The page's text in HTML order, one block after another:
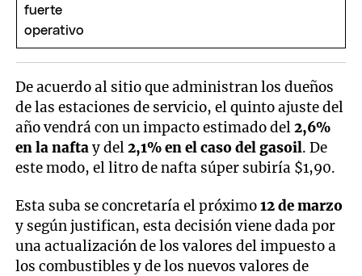
De acuerdo al sitio que administran los dueños
de las estaciones de servicio, el quinto ajuste del
año vendrá con un impacto estimado del2,6%
en la naftay del2,1% en el caso del gasoil. De
este modo, el litro de nafta súper subiría $1,90.
Esta suba se concretaría el próximo12 de marzo
y según justifican, esta decisión viene dada por
una actualización de los valores del impuesto a
los combustibles y de los nuevos valores de